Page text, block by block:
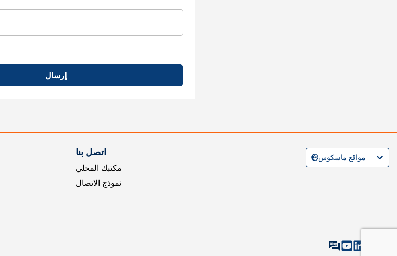
إرسال
اتصل بنا
مكتبك المحلي
نموذج الاتصال
مواقع ماسكوس